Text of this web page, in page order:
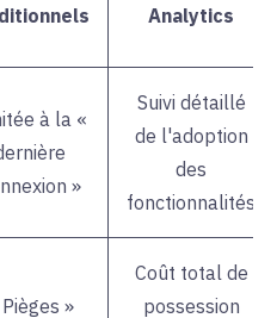
Analytics
à la «
»
Suivi détaillé
de l'adoption
des
fonctionnalités
»
Coût total de
possession